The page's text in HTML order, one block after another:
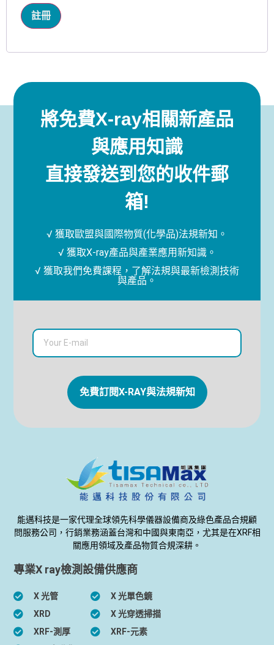
註冊
將免費X-ray相關新產品
與應用知識
直接發送到您的收件郵
箱!
√ 獲取歐盟與國際物質(化學品)法規新知。
√ 獲取X-ray產品與產業應用新知識。
√ 獲取我們免費課程，了解法規與最新檢測技術
與產品。
免費訂閱X-RAY與法規新知
能邁科技是一家代理全球領先科學儀器設備商及綠色產品合規顧
問服務公司，行銷業務涵蓋台灣和中國與東南亞，尤其是在XRF相
關應用領域及產品物質合規深耕。
專業X ray檢測設備供應商
X 光管
XRD
XRF-測厚
X 光單色鏡
X 光穿透掃描
XRF-元素